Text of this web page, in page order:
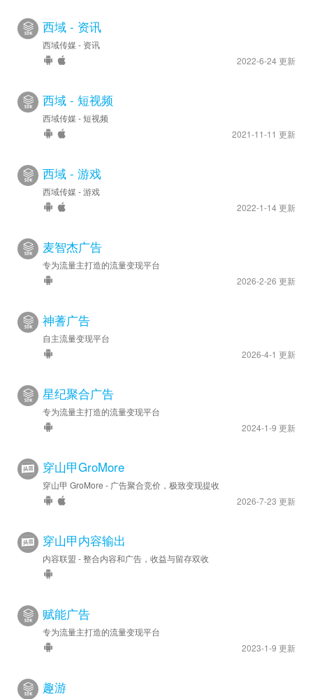
西域 - 资讯
西域传媒 - 资讯
2022-6-24 更新
西域 - 短视频
西域传媒 - 短视频
2021-11-11 更新
西域 - 游戏
西域传媒 - 游戏
2022-1-14 更新
麦智杰广告
专为流量主打造的流量变现平台
2026-2-26 更新
神蓍广告
自主流量变现平台
2026-4-1 更新
星纪聚合广告
专为流量主打造的流量变现平台
2024-1-9 更新
穿山甲GroMore
穿山甲 GroMore - 广告聚合竞价，极致变现提收
2026-7-23 更新
穿山甲内容输出
内容联盟 - 整合内容和广告，收益与留存双收
赋能广告
专为流量主打造的流量变现平台
2023-1-9 更新
趣游